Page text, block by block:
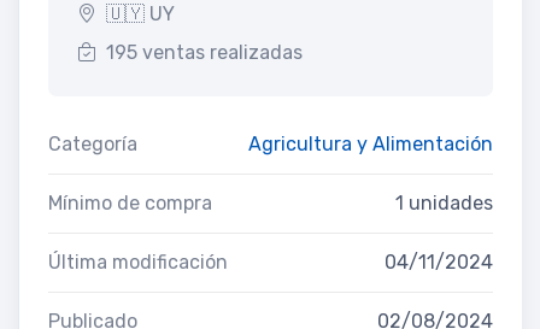
🇺🇾 UY
195 ventas realizadas
Categoría Agricultura y Alimentación
Mínimo de compra 1 unidades
Última modificación 04/11/2024
Publicado 02/08/2024